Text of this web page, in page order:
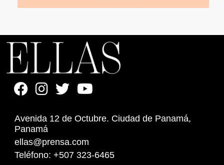
Avenida 12 de Octubre. Ciudad de Panamá,
Panamá
ellas@prensa.com
Teléfono: +507 323-6465